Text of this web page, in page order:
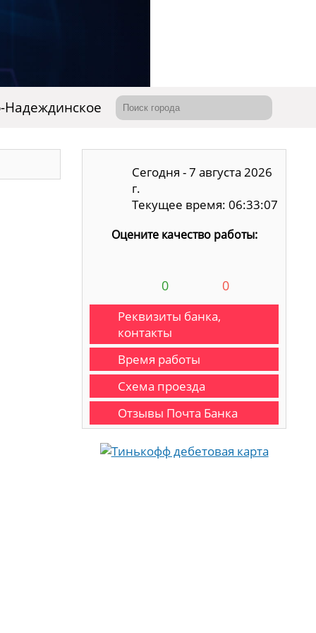
Надеждинское
Сегодня - 7 августа 2026
г.
Текущее время: 06:33:08
Оцените качество работы:
0 0
Реквизиты банка,
контакты
Время работы
Схема проезда
Отзывы Почта Банка